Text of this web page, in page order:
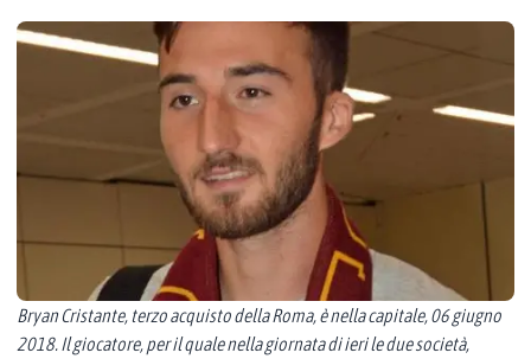
Bryan Cristante, terzo acquisto della Roma, è nella capitale, 06 giugno
2018. Il giocatore, per il quale nella giornata di ieri le due società,